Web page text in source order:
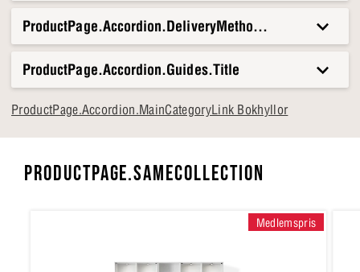
ProductPage.Accordion.DeliveryMethods.Title
ProductPage.Accordion.Guides.Title
ProductPage.Accordion.MainCategoryLink Bokhyllor
PRODUCTPAGE.SAMECOLLECTION
Medlemspris